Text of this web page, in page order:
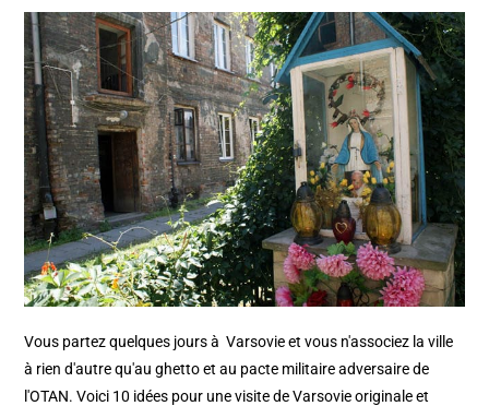
Vous partez quelques jours à Varsovie et vous n'associez la ville
à rien d'autre qu'au ghetto et au pacte militaire adversaire de
l'OTAN. Voici 10 idées pour une visite de Varsovie originale et